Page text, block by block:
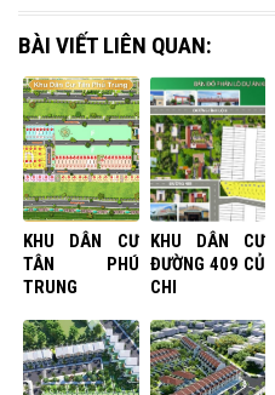
BÀI VIẾT LIÊN QUAN:
KHU DÂN CƯ
TÂN PHÚ
TRUNG
KHU DÂN CƯ
ĐƯỜNG 409 CỦ
CHI